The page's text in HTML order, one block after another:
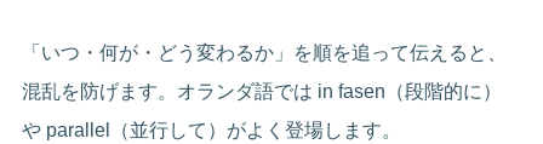
「いつ・何が・どう変わるか」を順を追って伝えると、
混乱を防げます。オランダ語では in fasen（段階的に）
や parallel（並行して）がよく登場します。